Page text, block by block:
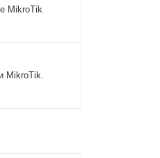
MikroTik
MikroTik.